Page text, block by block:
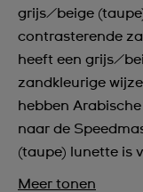
grijs/beige
contrasterende
heeft een grijs/
zandkleurige
hebben
naar de
(taupe) lunette is
Meer tonen